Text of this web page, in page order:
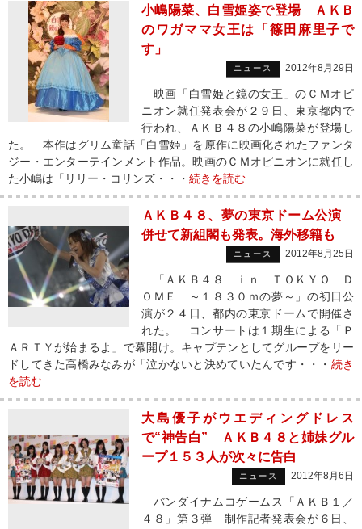
小嶋陽菜、白雪姫姿で登場 ＡＫＢ
のワガママ女王は「篠田麻里子で
す」
ニュース 2012年8月29日
映画「白雪姫と鏡の女王」のＣＭオピ
ニオン就任発表会が２９日、東京都内で
行われ、ＡＫＢ４８の小嶋陽菜が登場し
た。 本作はグリム童話「白雪姫」を原作に映画化されたファンタ
ジー・エンターテインメント作品。映画のＣＭオピニオンに就任し
た小嶋は「リリー・コリンズ・・・ 続きを読む
ＡＫＢ４８、夢の東京ドーム公演
併せて新組閣も発表。海外移籍も
ニュース 2012年8月25日
「ＡＫＢ４８ ｉｎ ＴＯＫＹＯ Ｄ
ＯＭＥ ～１８３０ｍの夢～」の初日公
演が２４日、都内の東京ドームで開催さ
れた。 コンサートは１期生による「Ｐ
ＡＲＴＹが始まるよ」で幕開け。キャプテンとしてグループをリー
ドしてきた高橋みなみが「泣かないと決めていたんです・・・ 続き
を読む
大島優子がウエディングドレス
で“神告白” ＡＫＢ４８と姉妹グル
ープ１５３人が次々に告白
ニュース 2012年8月6日
バンダイナムコゲームス「ＡＫＢ１／
４８」第３弾 制作記者発表会が６日、